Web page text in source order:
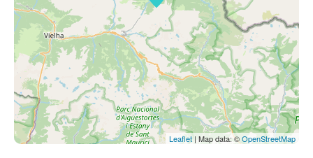
Leaflet| Map data: ©OpenStreetMap